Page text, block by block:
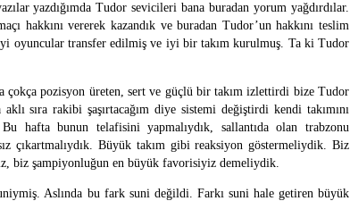
yazdığımda Tudor sevicileri bana buradan yorum yağdırdılar.
hakkını vererek kazandık ve buradan Tudor’un hakkını teslim
oyuncular transfer edilmiş ve iyi bir takım kurulmuş. Ta ki Tudor
çokça pozisyon üreten, sert ve güçlü bir takım izlettirdi bize Tudor
sıra rakibi şaşırtacağım diye sistemi değiştirdi kendi takımını
hafta bunun telafisini yapmalıydık, sallantıda olan trabzonu
çıkartmalıydık. Büyük takım gibi reaksiyon göstermeliydik. Biz
biz şampiyonluğun en büyük favorisiyiz demeliydik.
Aslında bu fark suni değildi. Farkı suni hale getiren büyük